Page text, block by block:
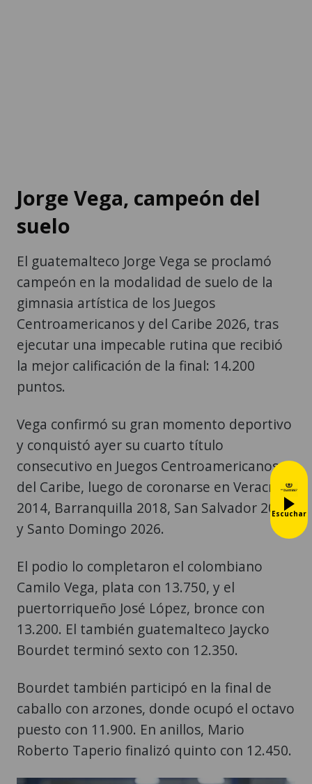
Jorge Vega, campeón del
suelo
El guatemalteco Jorge Vega se proclamó
campeón en la modalidad de suelo de la
gimnasia artística de los Juegos
Centroamericanos y del Caribe 2026, tras
ejecutar una impecable rutina que recibió
la mejor calificación de la final: 14.200
puntos.
Vega confirmó su gran momento deportivo
y conquistó ayer su cuarto título
consecutivo en Juegos Centroamericanos y
del Caribe, luego de coronarse en Veracruz
2014, Barranquilla 2018, San Salvador 2023
y Santo Domingo 2026.
El podio lo completaron el colombiano
Camilo Vega, plata con 13.750, y el
puertorriqueño José López, bronce con
13.200. El también guatemalteco Jaycko
Bourdet terminó sexto con 12.350.
Bourdet también participó en la final de
caballo con arzones, donde ocupó el octavo
puesto con 11.900. En anillos, Mario
Roberto Taperio finalizó quinto con 12.450.
Escuchar